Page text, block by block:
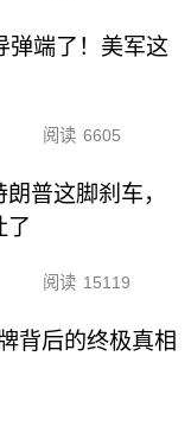
弹端了！美军这
阅读 6605
普这脚刹车，
了
阅读 15119
背后的终极真相